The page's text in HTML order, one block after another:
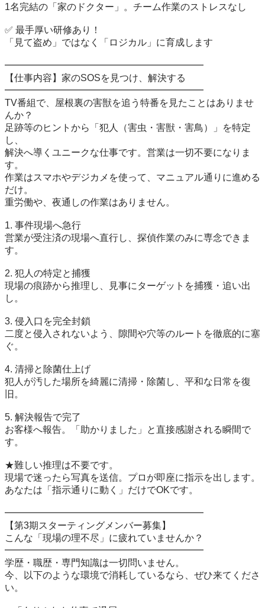
1名完結の「家のドクター」。チーム作業のストレスなし
✅ 最手厚い研修あり！
「見て盗め」ではなく「ロジカル」に育成します
━━━━━━━━━━━━━━━━━━━━━
【仕事内容】家のSOSを見つけ、解決する
━━━━━━━━━━━━━━━━━━━━━
TV番組で、屋根裏の害獣を追う特番を見たことはありませ
んか？
足跡等のヒントから「犯人（害虫・害獣・害鳥）」を特定
し、
解決へ導くユニークな仕事です。営業は一切不要になりま
す。
作業はスマホやデジカメを使って、マニュアル通りに進める
だけ。
重労働や、夜通しの作業はありません。
1. 事件現場へ急行
営業が受注済の現場へ直行し、探偵作業のみに専念できま
す。
2. 犯人の特定と捕獲
現場の痕跡から推理し、見事にターゲットを捕獲・追い出
し。
3. 侵入口を完全封鎖
二度と侵入されないよう、隙間や穴等のルートを徹底的に塞
ぐ。
4. 清掃と除菌仕上げ
犯人が汚した場所を綺麗に清掃・除菌し、平和な日常を復
旧。
5. 解決報告で完了
お客様へ報告。「助かりました」と直接感謝される瞬間で
す。
★難しい推理は不要です。
現場で迷ったら写真を送信。プロが即座に指示を出します。
あなたは「指示通りに動く」だけでOKです。
━━━━━━━━━━━━━━━━━━━━━
【第3期スターティングメンバー募集】
こんな「現場の理不尽」に疲れていませんか？
━━━━━━━━━━━━━━━━━━━━━
学歴・職歴・専門知識は一切問いません。
今、以下のような環境で消耗しているなら、ぜひ来てくださ
い。